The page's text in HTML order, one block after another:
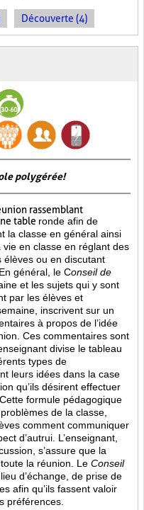
Découverte (4)
polygérée!
rassemblant
table ronde afin de
la classe en général ainsi
en classe en réglant des
élèves ou en discutant
général, le Conseil de
et les sujets qui y sont
par les élèves et
inscrivent sur un
à propos de l’idée
Ces commentaires sont
divise le tableau
types de
leurs idées dans la case
qu’ils désirent effectuer
. Cette formule pédagogique
de la classe,
comment communiquer
d’autrui. L’enseignant,
s’assure que la
la réunion. Le Conseil
d’échange, de prise de
afin qu’ils fassent valoir
préférences.